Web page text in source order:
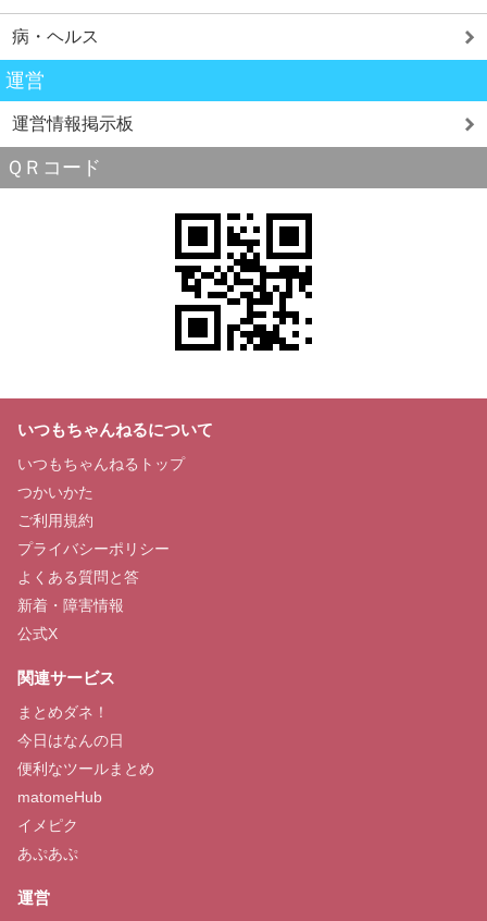
病・ヘルス
運営
運営情報掲示板
ＱＲコード
いつもちゃんねるについて
いつもちゃんねるトップ
つかいかた
ご利用規約
プライバシーポリシー
よくある質問と答
新着・障害情報
公式X
関連サービス
まとめダネ！
今日はなんの日
便利なツールまとめ
matomeHub
イメピク
あぷあぷ
運営